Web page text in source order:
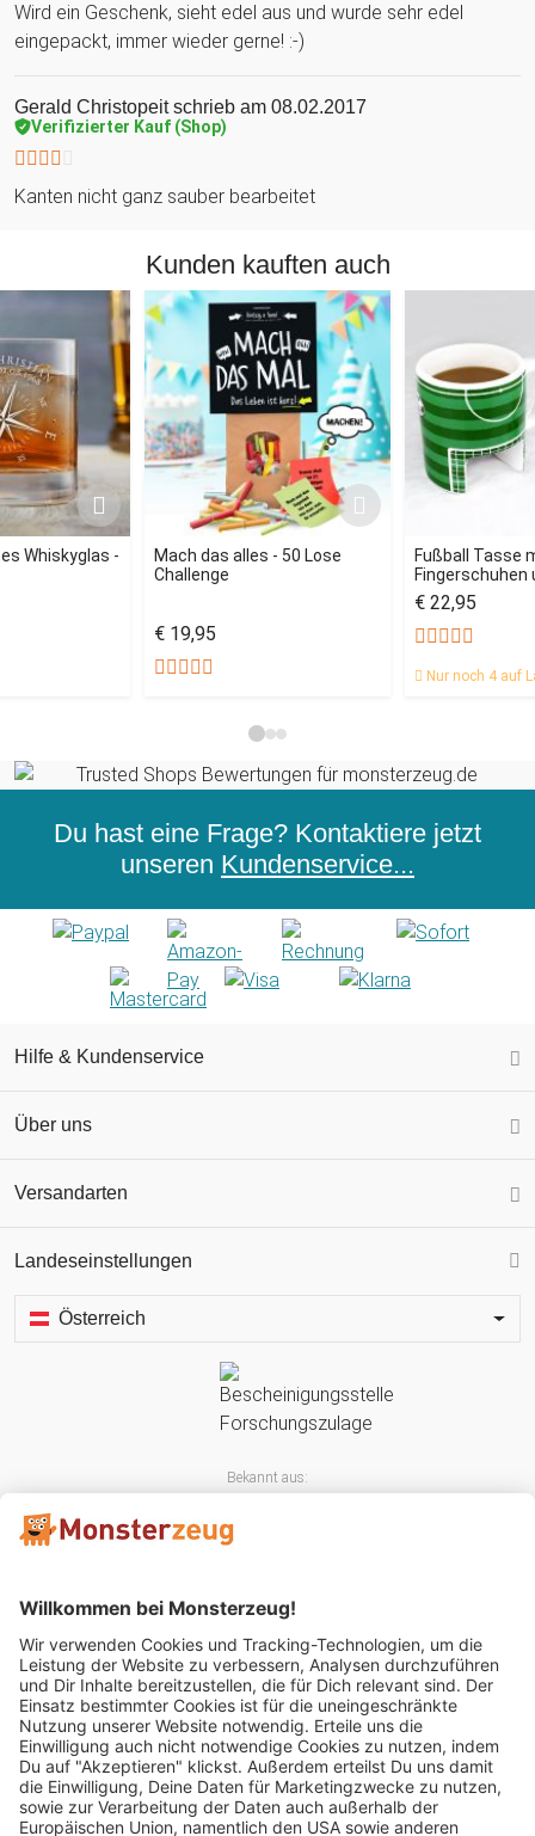
Wird ein Geschenk, sieht edel aus und wurde sehr edel
eingepackt, immer wieder gerne! :-)
Gerald Christopeitschrieb am 08.02.2017
Verifizierter Kauf (Shop)
Kanten nicht ganz sauber bearbeitet
Kunden kauften auch
Whiskyglas -
Mach das alles - 50 Lose
Challenge
€ 19,95
Fußball Tasse
Fingerschuhen
€ 22,95
Nur noch 4 auf
Du hast eine Frage? Kontaktiere jetzt
unseren Kundenservice...
Hilfe & Kundenservice
Über uns
Versandarten
Landeseinstellungen
Österreich
Bekannt aus:
Mitglied im: